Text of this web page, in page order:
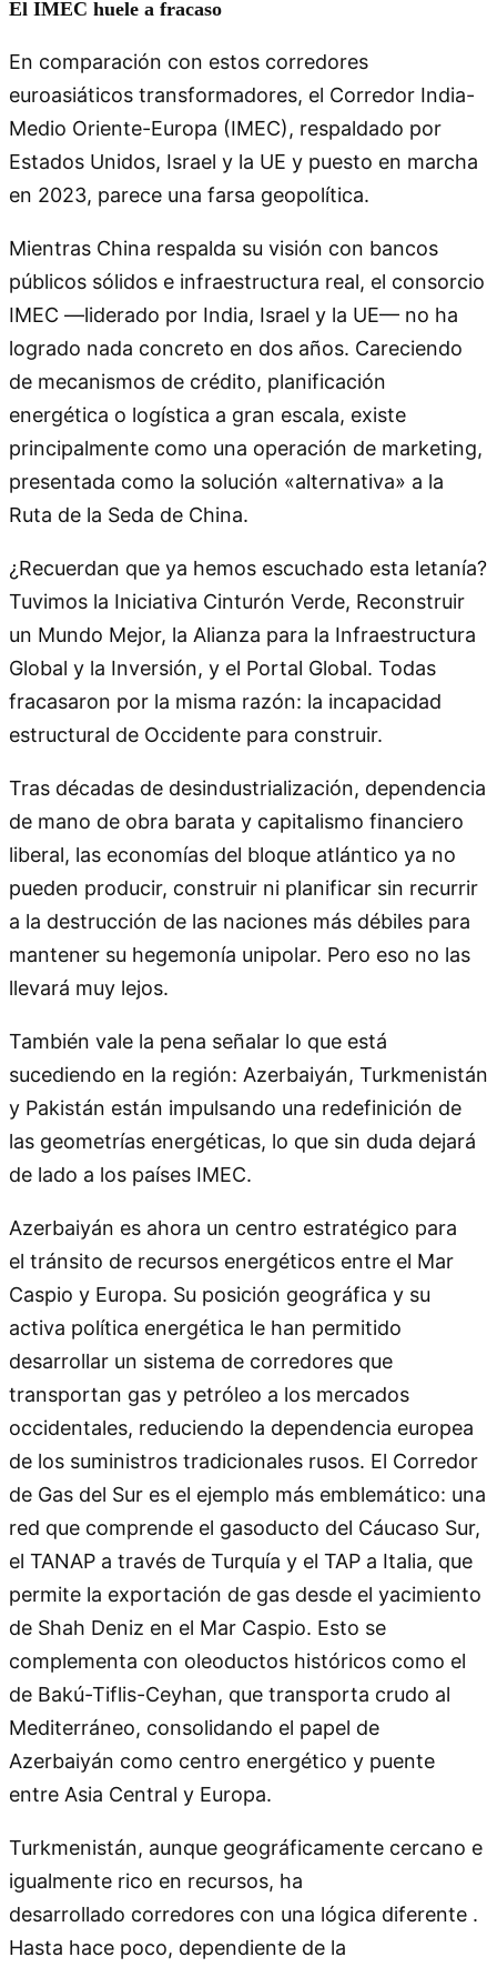
El IMEC huele a fracaso
En comparación con estos corredores
euroasiáticos transformadores, el Corredor India-
Medio Oriente-Europa (IMEC), respaldado por
Estados Unidos, Israel y la UE y puesto en marcha
en 2023, parece una farsa geopolítica.
Mientras China respalda su visión con bancos
públicos sólidos e infraestructura real, el consorcio
IMEC —liderado por India, Israel y la UE— no ha
logrado nada concreto en dos años. Careciendo
de mecanismos de crédito, planificación
energética o logística a gran escala, existe
principalmente como una operación de marketing,
presentada como la solución «alternativa» a la
Ruta de la Seda de China.
¿Recuerdan que ya hemos escuchado esta letanía?
Tuvimos la Iniciativa Cinturón Verde, Reconstruir
un Mundo Mejor, la Alianza para la Infraestructura
Global y la Inversión, y el Portal Global. Todas
fracasaron por la misma razón: la incapacidad
estructural de Occidente para construir.
Tras décadas de desindustrialización, dependencia
de mano de obra barata y capitalismo financiero
liberal, las economías del bloque atlántico ya no
pueden producir, construir ni planificar sin recurrir
a la destrucción de las naciones más débiles para
mantener su hegemonía unipolar. Pero eso no las
llevará muy lejos.
También vale la pena señalar lo que está
sucediendo en la región: Azerbaiyán, Turkmenistán
y Pakistán están impulsando una redefinición de
las geometrías energéticas, lo que sin duda dejará
de lado a los países IMEC.
Azerbaiyán es ahora un centro estratégico para
el tránsito de recursos energéticos entre el Mar
Caspio y Europa. Su posición geográfica y su
activa política energética le han permitido
desarrollar un sistema de corredores que
transportan gas y petróleo a los mercados
occidentales, reduciendo la dependencia europea
de los suministros tradicionales rusos. El Corredor
de Gas del Sur es el ejemplo más emblemático: una
red que comprende el gasoducto del Cáucaso Sur,
el TANAP a través de Turquía y el TAP a Italia, que
permite la exportación de gas desde el yacimiento
de Shah Deniz en el Mar Caspio. Esto se
complementa con oleoductos históricos como el
de Bakú-Tiflis-Ceyhan, que transporta crudo al
Mediterráneo, consolidando el papel de
Azerbaiyán como centro energético y puente
entre Asia Central y Europa.
Turkmenistán, aunque geográficamente cercano e
igualmente rico en recursos, ha
desarrollado corredores con una lógica diferente .
Hasta hace poco, dependiente de la